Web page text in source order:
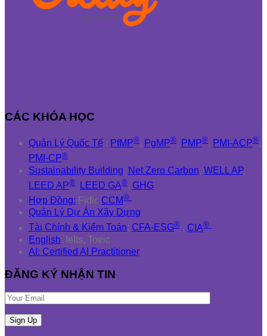
CÁC KHÓA HỌC
Quản Lý Quốc Tế : PfMP®, PgMP®, PMP®, PMI-ACP®,
PMI-CP®
Sustainability Building: Net Zero Carbon, WELL AP,
LEED AP® , LEED GA®, GHG
Hợp Đồng: Fidic CCM®
Quản Lý Dự Án Xây Dựng
Tài Chính & Kiểm Toán: CFA-ESG® , CIA®
English: Ielts, Toeic
AI: Certified AI Practitioner
ĐĂNG KÝ NHẬN TIN